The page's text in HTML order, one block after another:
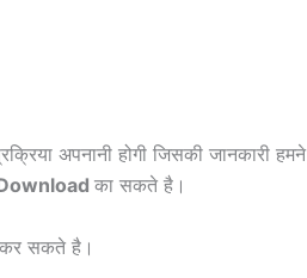
अपनानी होगी जिसकी जानकारी हमने
का सकते है।
कर सकते है।